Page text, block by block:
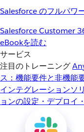
Salesforce のフルパワ
Salesforce Customer
eBookを読む
サービス
注目のトレーニング
ス：機能要件と非機能
インテグレーションソ
ョンの設定・デプロイ